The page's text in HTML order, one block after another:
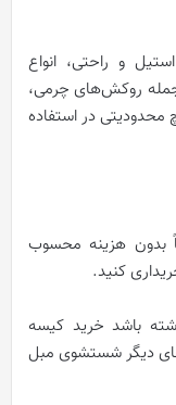
و راحتی، انواع
جمله روکش‌های چرمی،
محدودیتی در استفاده
بدون هزینه محسوب
کنید.
باشد خرید کیسه
دیگر شستشوی مبل